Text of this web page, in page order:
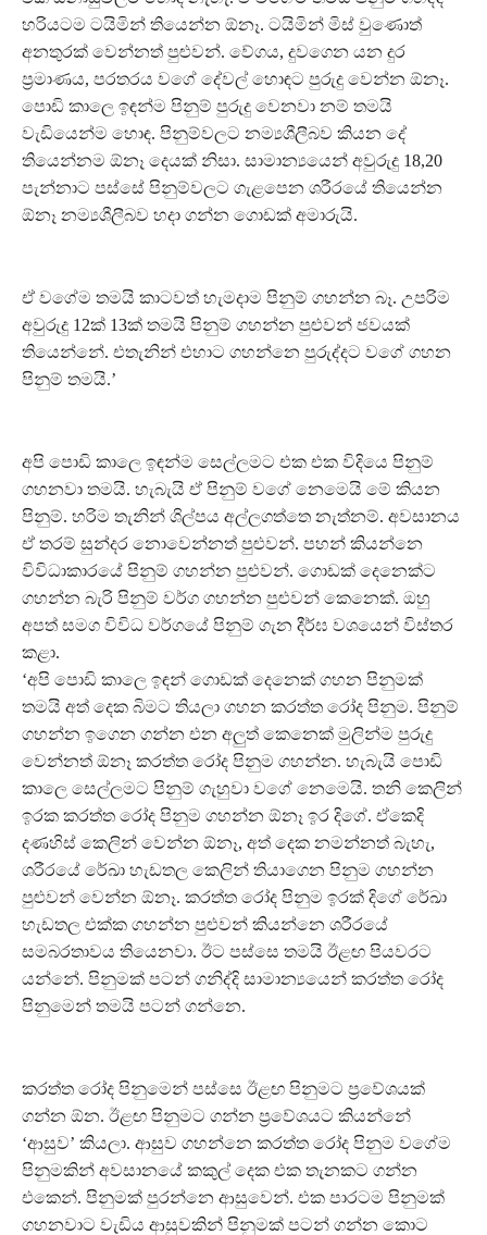
හරියටම ටයිමින් තියෙන්න ඕනෑ. ටයිමින් මිස් වුණොත්
අනතුරක් වෙන්නත් පුළුවන්. වේගය, දුවගෙන යන දුර
ප්‍රමාණය, පරතරය වගේ දේවල් හොඳට පුරුදු වෙන්න ඕනෑ.
පොඩි කාලෙ ඉඳන්ම පිනුම් පුරුදු වෙනවා නම් තමයි
වැඩියෙන්ම හොඳ. පිනුම්වලට නම්‍යශීලීබව කියන දේ
තියෙන්නම ඕනෑ දෙයක් නිසා. සාමාන්‍යයෙන් අවුරුදු 18,20
පැන්නාට පස්සේ පිනුම්වලට ගැළපෙන ශරීරයේ තියෙන්න
ඕනෑ නම්‍යශීලීබව හදා ගන්න ගොඩක් අමාරුයි.
ඒ වගේම තමයි කාටවත් හැමදාම පිනුම් ගහන්න බෑ. උපරිම
අවුරුදු 12ක් 13ක් තමයි පිනුම් ගහන්න පුළුවන් ජවයක්
තියෙන්නේ. එතැනින් එහාට ගහන්නෙ පුරුද්දට වගේ ගහන
පිනුම් තමයි.’
අපි පොඩි කාලෙ ඉඳන්ම සෙල්ලමට එක එක විදියෙ පිනුම්
ගහනවා තමයි. හැබැයි ඒ පිනුම් වගේ නෙමෙයි මේ කියන
පිනුම්. හරිම තැනින් ශිල්පය අල්ලගත්තෙ නැත්නම්. අවසානය
ඒ තරම් සුන්දර නොවෙන්නත් පුළුවන්. පහන් කියන්නෙ
විවිධාකාරයේ පිනුම් ගහන්න පුළුවන්. ගොඩක් දෙනෙක්ට
ගහන්න බැරි පිනුම් වර්ග ගහන්න පුළුවන් කෙනෙක්. ඔහු
අපත් සමග විවිධ වර්ගයේ පිනුම් ගැන දීර්ඝ වශයෙන් විස්තර
කළා.
‘අපි පොඩි කාලෙ ඉඳන් ගොඩක් දෙනෙක් ගහන පිනුමක්
තමයි අත් දෙක බිමට තියලා ගහන කරත්ත රෝද පිනුම. පිනුම්
ගහන්න ඉගෙන ගන්න එන අලුත් කෙනෙක් මුලින්ම පුරුදු
වෙන්නත් ඕනෑ කරත්ත රෝද පිනුම ගහන්න. හැබැයි පොඩි
කාලෙ සෙල්ලමට පිනුම් ගැහුවා වගේ නෙමෙයි. තනි කෙලින්
ඉරක කරත්ත රෝද පිනුම ගහන්න ඕනෑ ඉර දිගේ. ඒකෙදි
දණහිස් කෙලින් වෙන්න ඕනෑ, අත් දෙක නමන්නත් බැහැ,
ශරීරයේ රේඛා හැඩතල කෙලින් තියාගෙන පිනුම ගහන්න
පුළුවන් වෙන්න ඕනෑ. කරත්ත රෝද පිනුම ඉරක් දිගේ රේඛා
හැඩතල එක්ක ගහන්න පුළුවන් කියන්නෙ ශරීරයේ
සමබරතාවය තියෙනවා. ඊට පස්සෙ තමයි ඊළඟ පියවරට
යන්නේ. පිනුමක් පටන් ගනිද්දි සාමාන්‍යයෙන් කරත්ත රෝද
පිනුමෙන් තමයි පටන් ගන්නෙ.
කරත්ත රෝද පිනුමෙන් පස්සෙ ඊළඟ පිනුමට ප්‍රවේශයක්
ගන්න ඕන. ඊළඟ පිනුමට ගන්න ප්‍රවේශයට කියන්නේ
‘ආසුව’ කියලා. ආසුව ගහන්නෙ කරත්ත රෝද පිනුම වගේම
පිනුමකින් අවසානයේ කකුල් දෙක එක තැනකට ගන්න
එකෙන්. පිනුමක් පුරන්නෙ ආසුවෙන්. එක පාරටම පිනුමක්
ගහනවාට වැඩිය ආසුවකින් පිනුමක් පටන් ගන්න කොට